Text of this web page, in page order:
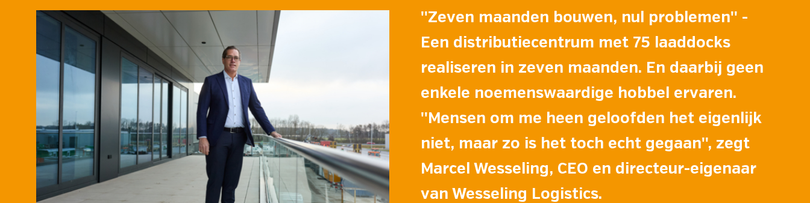
''Zeven maanden bouwen, nul problemen'' -
Een distributiecentrum met 75 laaddocks
realiseren in zeven maanden. En daarbij geen
enkele noemenswaardige hobbel ervaren.
''Mensen om me heen geloofden het eigenlijk
niet, maar zo is het toch echt gegaan'', zegt
Marcel Wesseling, CEO en directeur-eigenaar
van Wesseling Logistics.